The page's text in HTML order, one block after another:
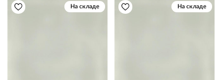
На складе На складе